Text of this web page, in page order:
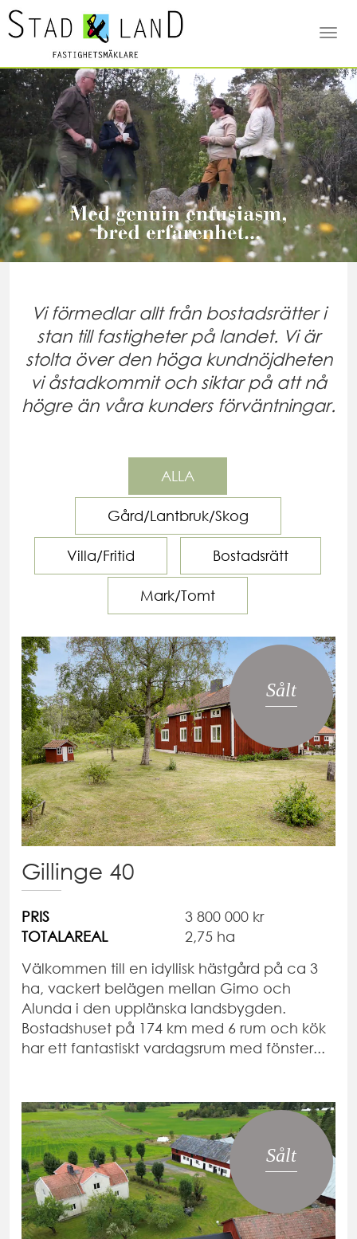
Vi förmedlar allt från bostadsrätter i
stan till fastigheter på landet. Vi är
stolta över den höga kundnöjdheten
vi åstadkommit och siktar på att nå
högre än våra kunders förväntningar.
ALLA
Gård/Lantbruk/Skog
Villa/Fritid Bostadsrätt
Mark/Tomt
Sålt
Gillinge 40
PRIS
3 800 000 kr
TOTALAREAL
2,75 ha
Välkommen till en idyllisk hästgård på ca 3
ha, vackert belägen mellan Gimo och
Alunda i den upplänska landsbygden.
Bostadshuset på 174 km med 6 rum och kök
har ett fantastiskt vardagsrum med fönster...
Sålt